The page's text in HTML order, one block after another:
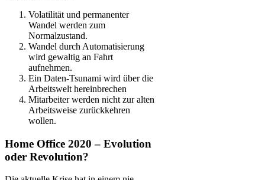
Volatilität und permanenter
Wandel werden zum
Normalzustand.
Wandel durch Automatisierung
wird gewaltig an Fahrt
aufnehmen.
Ein Daten-Tsunami wird über die
Arbeitswelt hereinbrechen
Mitarbeiter werden nicht zur alten
Arbeitsweise zurückkehren
wollen.
Home Office 2020 – Evolution
oder Revolution?